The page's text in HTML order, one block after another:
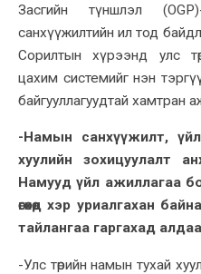
Засгийн түншлэл
санхүүжилтийн ил тод
Сорилтын хүрээнд улс
цахим системийг нэн
байгууллагуудтай хамтран
-Намын санхүүжилт,
хуулийн зохицуулалт
Намууд үйл ажиллагаа
өгөхөд хэр уриалгахан
тайлангаа гаргахад
-Улс төрийн намын тухай